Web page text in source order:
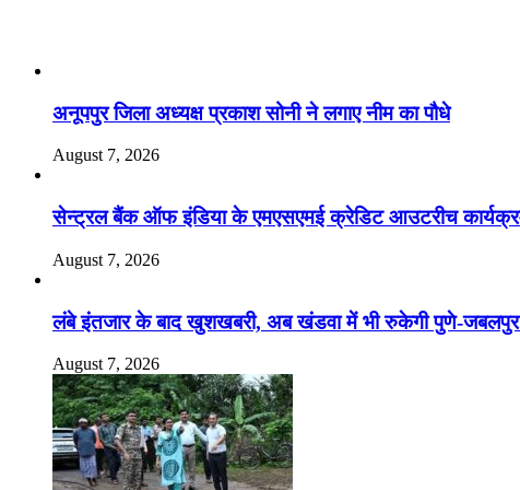
अनूपपुर जिला अध्यक्ष प्रकाश सोनी ने लगाए नीम का पौधे
August 7, 2026
सेन्ट्रल बैंक ऑफ इंडिया के एमएसएमई क्रेडिट आउटरीच
August 7, 2026
लंबे इंतजार के बाद खुशखबरी, अब खंडवा में भी रुकेगी पुणे-जबलपुर
August 7, 2026